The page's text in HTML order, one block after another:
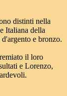
distinti nella
Italiana della
e bronzo.
il loro
e Lorenzo,